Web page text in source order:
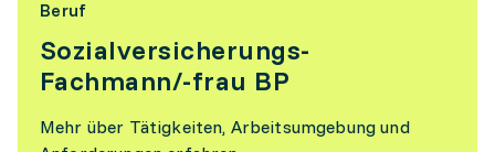
Beruf
Sozialversicherungs-
Fachmann/-frau BP
Mehr über Tätigkeiten, Arbeitsumgebung und